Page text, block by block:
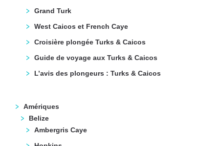
Grand Turk
West Caicos et French Caye
Croisière plongée Turks & Caicos
Guide de voyage aux Turks & Caicos
L’avis des plongeurs : Turks & Caicos
Amériques
Belize
Ambergris Caye